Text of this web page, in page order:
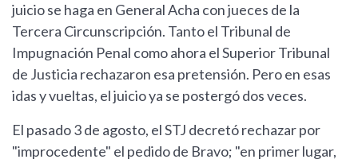
juicio se haga en General Acha con jueces de la
Tercera Circunscripción. Tanto el Tribunal de
Impugnación Penal como ahora el Superior Tribunal
de Justicia rechazaron esa pretensión. Pero en esas
idas y vueltas, el juicio ya se postergó dos veces.
El pasado 3 de agosto, el STJ decretó rechazar por
"improcedente" el pedido de Bravo; "en primer lugar,